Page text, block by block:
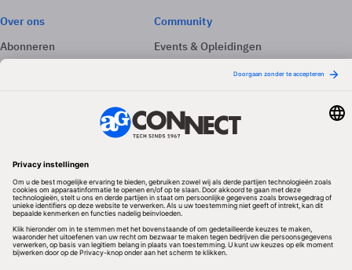
Over ons
Abonneren
Adverteren
Community
Events & Opleidingen
Nieuwsbrieven
Volg ons
Redactionele partner